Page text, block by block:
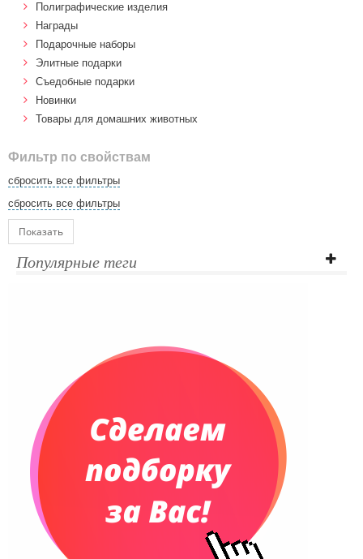
Полиграфические изделия
Награды
Подарочные наборы
Элитные подарки
Cъедобные подарки
Новинки
Товары для домашних животных
Фильтр по свойствам
сбросить все фильтры
сбросить все фильтры
Показать
Популярные теги